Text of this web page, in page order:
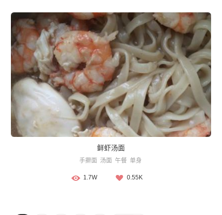
鲜虾汤面
手擀面 汤面 午餐 单身
1.7W 0.55K